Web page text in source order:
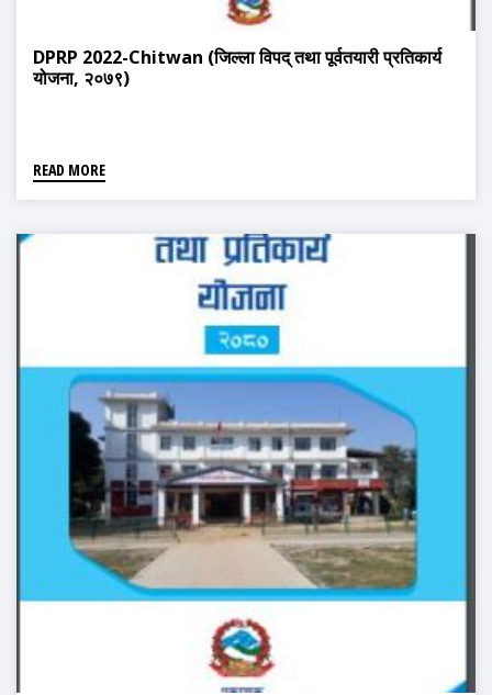
DPRP 2022-Chitwan (जिल्ला विपद् तथा पूर्वतयारी प्रतिकार्य
योजना, २०७९)
READ MORE